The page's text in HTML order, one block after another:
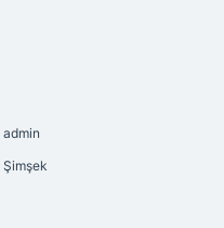
admin
Şimşek